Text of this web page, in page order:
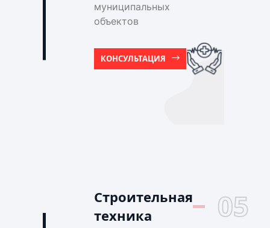
муниципальных
объектов
КОНСУЛЬТАЦИЯ
Строительная
техника
05